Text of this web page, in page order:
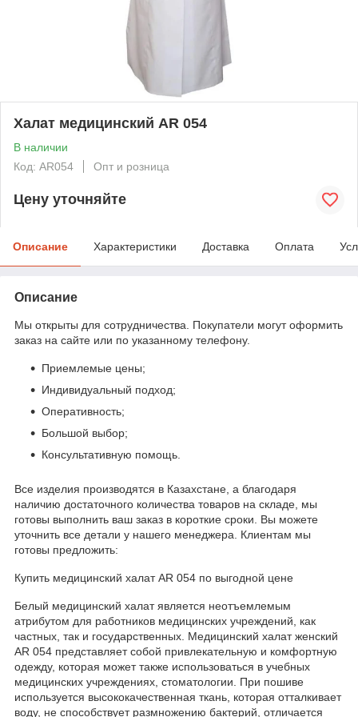
Халат медицинский AR 054
В наличии
Код: AR054
Опт и розница
Цену уточняйте
Описание Характеристики Доставка Оплата
Описание
Белый медицинский халат является неотъемлемым
атрибутом для работников медицинских учреждений, как
частных, так и государственных. Медицинский халат женский
AR 054 представляет собой привлекательную и комфортную
одежду, которая может также использоваться в учебных
медицинских учреждениях, стоматологии. При пошиве
используется высококачественная ткань, которая отталкивает
воду, не способствует размножению бактерий, отличается
Купить медицинский халат AR 054 по выгодной цене
Все изделия производятся в Казахстане, а благодаря
наличию достаточного количества товаров на складе, мы
готовы выполнить ваш заказ в короткие сроки. Вы можете
уточнить все детали у нашего менеджера. Клиентам мы
готовы предложить:
Приемлемые цены;
Индивидуальный подход;
Оперативность;
Большой выбор;
Консультативную помощь.
Мы открыты для сотрудничества. Покупатели могут оформить
заказ на сайте или по указанному телефону.